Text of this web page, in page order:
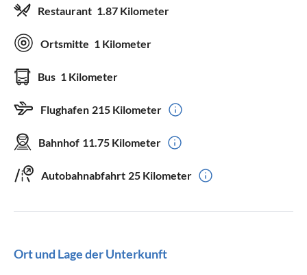
Restaurant 1.87 Kilometer
Ortsmitte 1 Kilometer
Bus 1 Kilometer
Flughafen 215 Kilometer
Bahnhof 11.75 Kilometer
Autobahnabfahrt 25 Kilometer
Ort und Lage der Unterkunft